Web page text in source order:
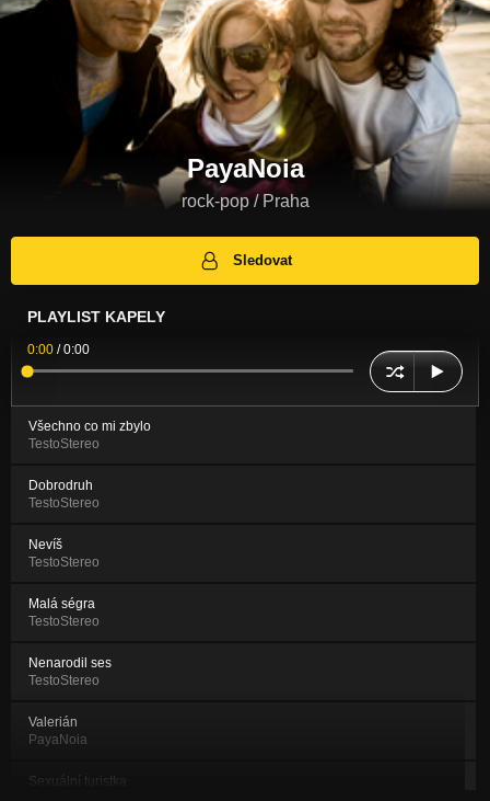
PayaNoia
rock-pop / Praha
Sledovat
PLAYLIST KAPELY
0:00 /0:00
Všechno co mi zbylo
TestoStereo
Dobrodruh
TestoStereo
Nevíš
TestoStereo
Malá ségra
TestoStereo
Nenarodil ses
TestoStereo
Valerián
PayaNoia
Sexuální turistka